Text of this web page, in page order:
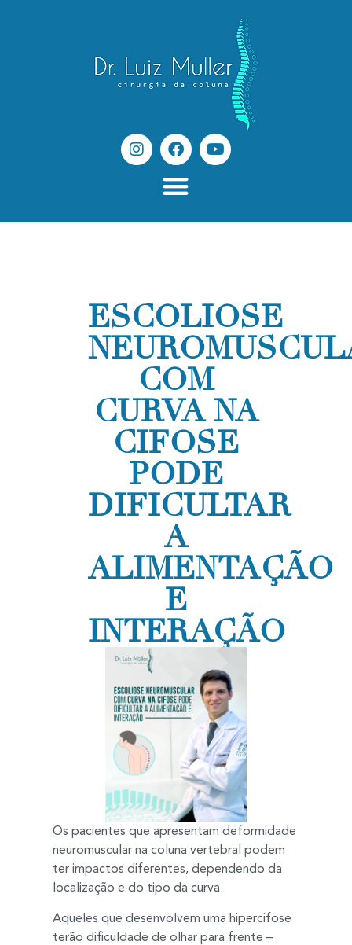
ESCOLIOSE
COM
CURVA NA
CIFOSE
PODE
DIFICULTAR
A
ALIMENTAÇÃO
E
INTERAÇÃO
Os pacientes que apresentam deformidade
neuromuscular na coluna vertebral podem
ter impactos diferentes, dependendo da
localização e do tipo da curva.
Aqueles que desenvolvem uma hipercifose
terão dificuldade de olhar para frente –